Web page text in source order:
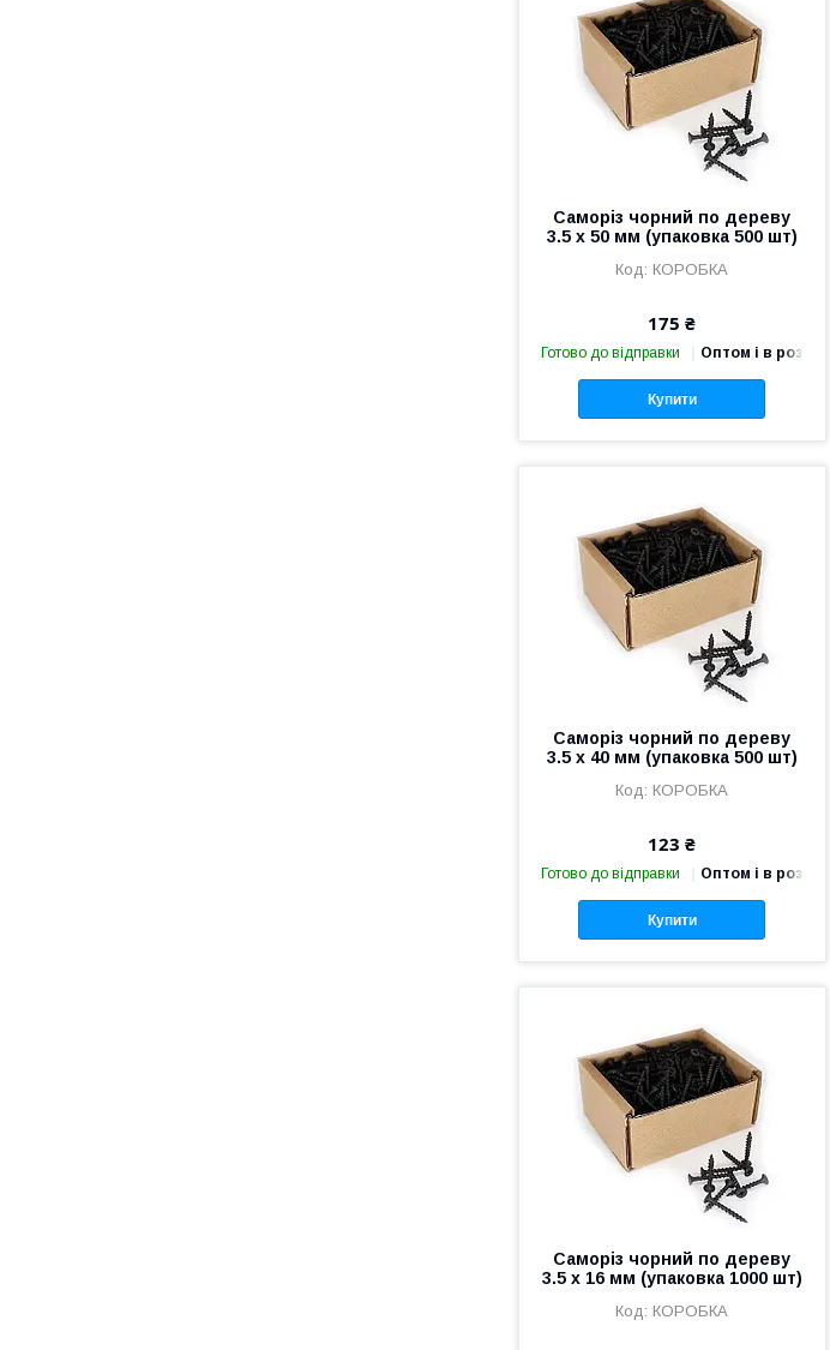
Саморіз чорний по дереву
3.5 х 50 мм (упаковка 500 шт)
КОРОБКА
175 ₴
Готово до відправки Оптом і в роздріб
Купити
Саморіз чорний по дереву
3.5 х 40 мм (упаковка 500 шт)
КОРОБКА
123 ₴
Готово до відправки Оптом і в роздріб
Купити
Саморіз чорний по дереву
3.5 х 16 мм (упаковка 1000 шт)
КОРОБКА